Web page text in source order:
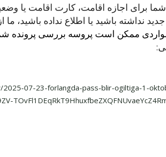
برای اجازه اقامت، کارت اقامت یا
نداشته باشید یا اطلاع نداده باشید، ما
ممکن است پروسه بررسی پرونده
07-23-forlangda-pass-blir-ogiltiga-1-